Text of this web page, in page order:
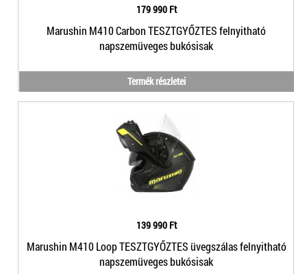
179 990 Ft
Marushin M410 Carbon TESZTGYŐZTES felnyitható
napszemüveges bukósisak
Termék részletei
139 990 Ft
Marushin M410 Loop TESZTGYŐZTES üvegszálas felnyitható
napszemüveges bukósisak